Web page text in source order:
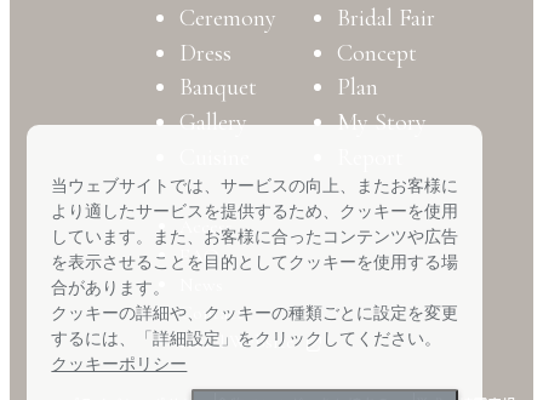
Ceremony
Bridal Fair
Dress
Concept
Banquet
Plan
Gallery
My Story
Access
FAQ
Contact
Hotel Website
当ウェブサイトでは、サービスの向上、またお客様に
より適したサービスを提供するため、クッキーを使用
しています。また、お客様に合ったコンテンツや広告
を表示させることを目的としてクッキーを使用する場
合があります。
クッキーの詳細や、クッキーの種類ごとに設定を変更
するには、「詳細設定」をクリックしてください。
クッキーポリシー